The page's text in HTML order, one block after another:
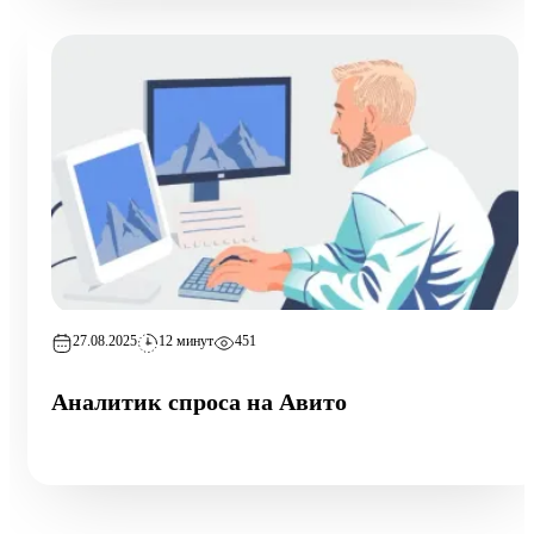
27.08.2025 12 минут 451
Аналитик спроса на Авито